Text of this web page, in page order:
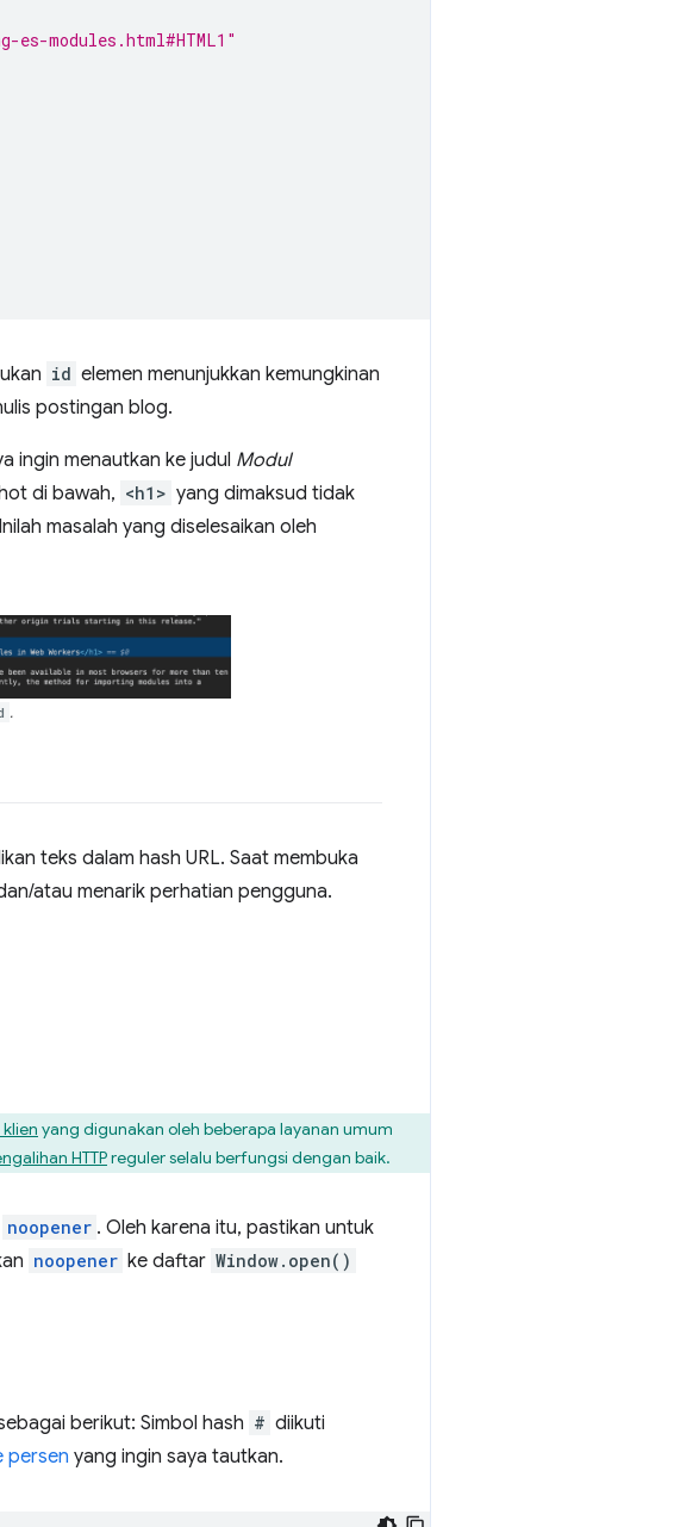
es-modules.html#HTML1"
id elemen menunjukkan kemungkinan
postingan blog.
ingin menautkan ke judul Modul
di bawah, <h1> yang dimaksud tidak
masalah yang diselesaikan oleh
.
teks dalam hash URL. Saat membuka
atau menarik perhatian pengguna.
yang digunakan oleh beberapa layanan umum
HTTPreguler selalu berfungsi dengan baik.
noopener . Oleh karena itu, pastikan untuk
noopener ke daftar Window.open()
berikut: Simbol hash # diikuti
persen yang ingin saya tautkan.